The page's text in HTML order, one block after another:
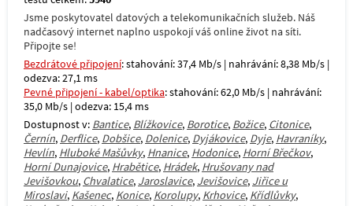
Jsme poskytovatel datových a telekomunikačních služeb. Náš
nadčasový internet naplno uspokojí váš online život na síti.
Připojte se!
Bezdrátové připojení: stahování: 37,4 Mb/s | nahrávání: 8,38 Mb/s |
odezva: 27,1 ms
Pevné připojení - kabel/optika: stahování: 62,0 Mb/s | nahrávání:
35,0 Mb/s | odezva: 15,4 ms
Dostupnost v: Bantice, Blížkovice, Borotice, Božice, Citonice,
Černín, Derflice, Dobšice, Dolenice, Dyjákovice, Dyje, Havraníky,
Hevlín, Hluboké Mašůvky, Hnanice, Hodonice, Horní Břečkov,
Horní Dunajovice, Hrabětice, Hrádek, Hrušovany nad
Jevišovkou, Chvalatice, Jaroslavice, Jevišovice, Jiřice u
Miroslavi, Kašenec, Konice, Korolupy, Krhovice, Křídlůvky,